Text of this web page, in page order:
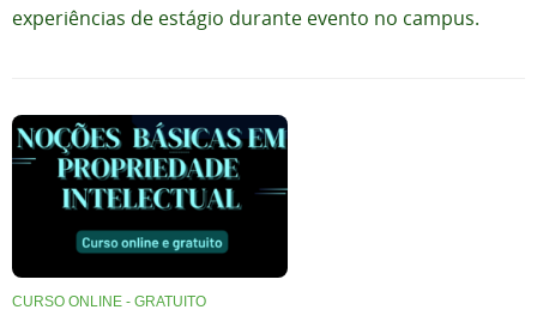
experiências de estágio durante evento no campus.
CURSO ONLINE - GRATUITO